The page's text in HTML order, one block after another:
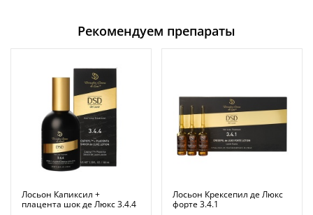
Рекомендуем препараты
Лосьон Капиксил +
плацента шок де Люкс 3.4.4
Лосьон Крексепил де Люкс
форте 3.4.1